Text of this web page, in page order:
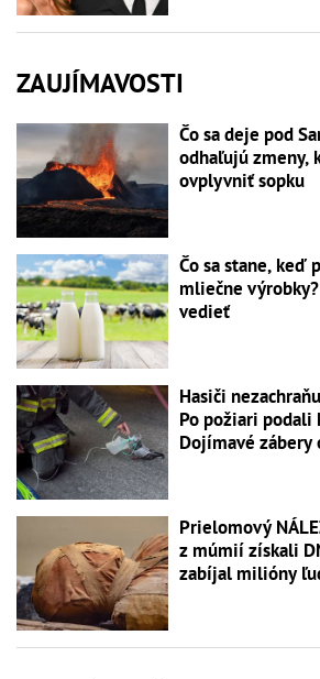
ZAUJÍMAVOSTI
Čo sa deje pod
odhaľujú zmeny,
ovplyvniť sopku
Čo sa stane, keď
mliečne
vedieť
Hasiči
Po požiari
Dojímavé
Prielomový
z múmií získali
zabíjal milióny